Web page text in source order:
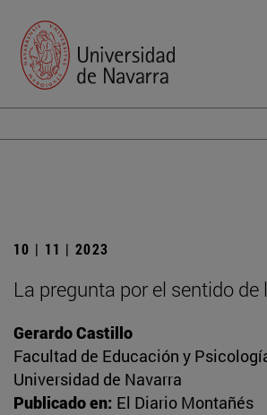
10 | 11 | 2023
La pregunta por el sentido de
Gerardo Castillo
Facultad de Educación y
Universidad de Navarra
Publicado en: El Diario Montañés